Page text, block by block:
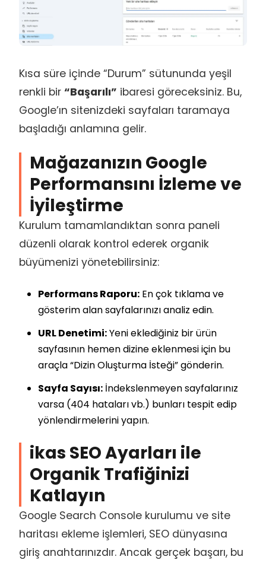
Kısa süre içinde “Durum” sütununda yeşil
renkli bir “Başarılı” ibaresi göreceksiniz. Bu,
Google’ın sitenizdeki sayfaları taramaya
başladığı anlamına gelir.
Mağazanızın Google
Performansını İzleme ve
İyileştirme
Kurulum tamamlandıktan sonra paneli
düzenli olarak kontrol ederek organik
büyümenizi yönetebilirsiniz:
Performans Raporu: En çok tıklama ve
gösterim alan sayfalarınızı analiz edin.
URL Denetimi:Yeni eklediğiniz bir ürün
sayfasının hemen dizine eklenmesi için bu
araçla “Dizin Oluşturma İsteği” gönderin.
Sayfa Sayısı: İndekslenmeyen sayfalarınız
varsa (404 hataları vb.) bunları tespit edip
yönlendirmelerini yapın.
ikas SEO Ayarları ile
Organik Trafiğinizi
Katlayın
Google Search Console kurulumu ve site
haritası ekleme işlemleri, SEO dünyasına
giriş anahtarınızdır. Ancak gerçek başarı, bu